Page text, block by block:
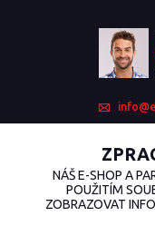
NÁŠ E-SHOP A
POUŽITÍM
ZOBRAZOVAT